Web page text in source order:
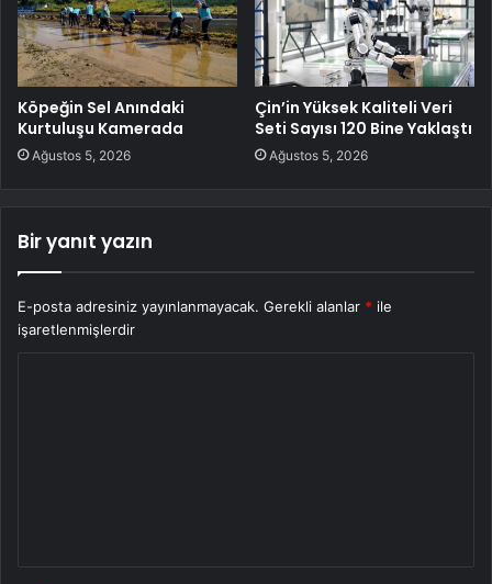
Köpeğin Sel Anındaki
Kurtuluşu Kamerada
Ağustos 5, 2026
Çin’in Yüksek Kaliteli Veri
Seti Sayısı 120 Bine Yaklaştı
Ağustos 5, 2026
Bir yanıt yazın
E-posta adresiniz yayınlanmayacak. Gerekli alanlar * ile
işaretlenmişlerdir